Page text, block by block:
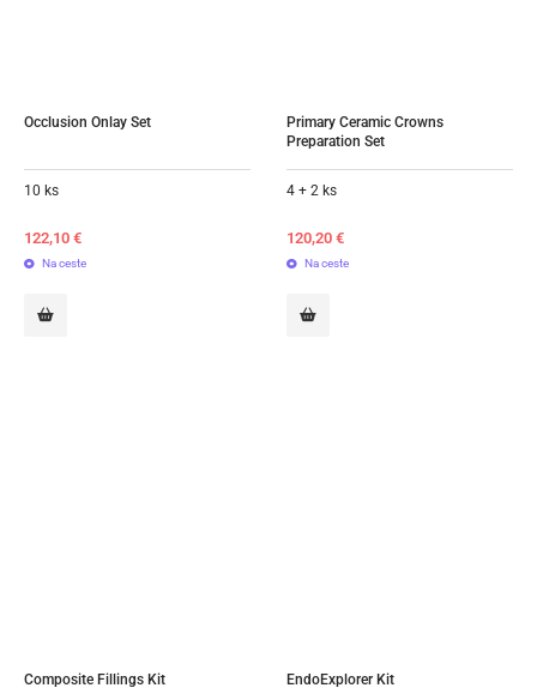
Occlusion Onlay Set
10 ks
122,10 €
Na ceste
Primary Ceramic Crowns
Preparation Set
4 + 2 ks
120,20 €
Na ceste
Composite Fillings Kit EndoExplorer Kit